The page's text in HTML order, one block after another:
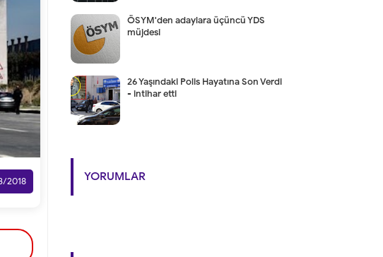
2018
ÖSYM'den adaylara üçüncü YDS
müjdesi
26 Yaşındaki Polis Hayatına Son Verdi
- intihar etti
YORUMLAR